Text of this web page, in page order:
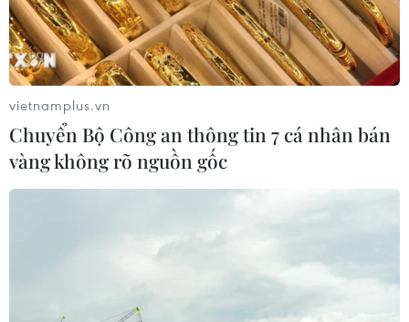
vietnamplus.vn
Chuyển Bộ Công an thông tin 7 cá nhân bán
vàng không rõ nguồn gốc